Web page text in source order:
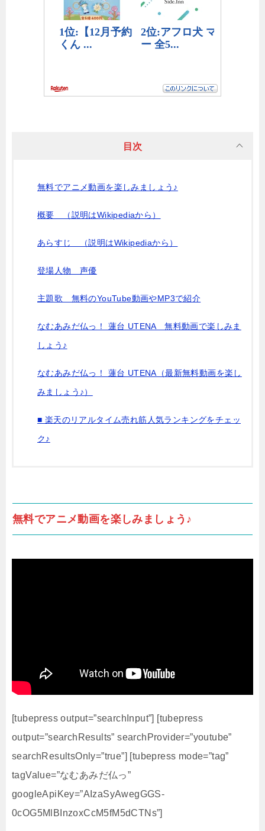
目次
無料でアニメ動画を楽しみましょう♪
概要 （説明はWikipediaから）
あらすじ （説明はWikipediaから）
登場人物 声優
主題歌 無料のYouTube動画やMP3で紹介
なむあみだ仏っ！ 蓮台 UTENA 無料動画で楽しみま
しょう♪
なむあみだ仏っ！ 蓮台 UTENA（最新無料動画を楽し
みましょう♪）
■ 楽天のリアルタイム売れ筋人気ランキングをチェッ
ク♪
無料でアニメ動画を楽しみましょう♪
[tubepress output=”searchInput”] [tubepress
output=”searchResults” searchProvider=”youtube”
searchResultsOnly=”true”] [tubepress mode=”tag”
tagValue=”なむあみだ仏っ”
googleApiKey=”AIzaSyAwegGGS-
0cOG5MlBInzoxCcM5fM5dCTNs”]